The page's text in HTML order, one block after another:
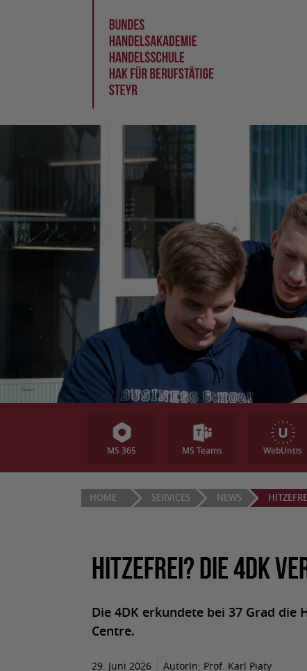
MS 365 MS Teams WebUntis
HOME SERVICES NEWS
Hitzefrei? Die 4DK
Die 4DK erkundete bei 37 Grad
Centre.
29. Juni 2026 AutorIn: Prof. Karl Piaty